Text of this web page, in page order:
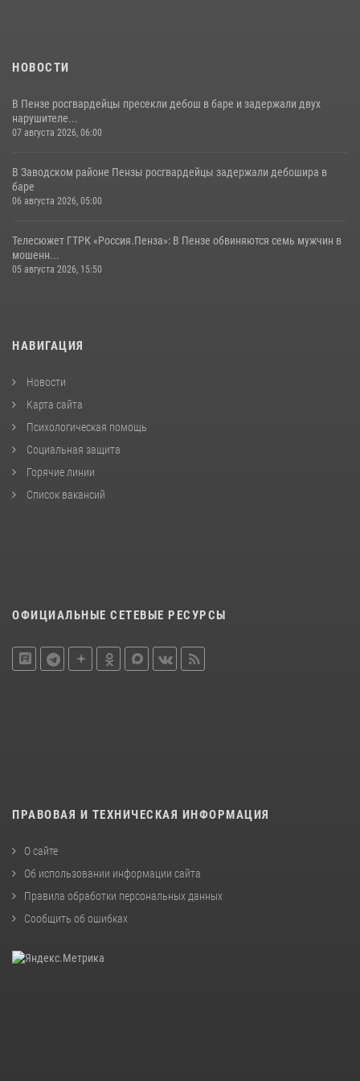
НОВОСТИ
В Пензе росгвардейцы пресекли дебош в баре и задержали двух
нарушителе...
07 августа 2026, 06:00
В Заводском районе Пензы росгвардейцы задержали дебошира в
баре
06 августа 2026, 05:00
Телесюжет ГТРК «Россия.Пенза»: В Пензе обвиняются семь мужчин в
мошенн...
05 августа 2026, 15:50
НАВИГАЦИЯ
Новости
Карта сайта
Психологическая помощь
Социальная защита
Горячие линии
Список вакансий
ОФИЦИАЛЬНЫЕ СЕТЕВЫЕ РЕСУРСЫ
ПРАВОВАЯ И ТЕХНИЧЕСКАЯ ИНФОРМАЦИЯ
О сайте
Об использовании информации сайта
Правила обработки персональных данных
Сообщить об ошибках